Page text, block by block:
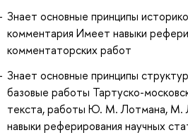
Знает основные принципы
комментария Имеет навыки
комментаторских работ
Знает основные принципы
базовые работы Тартуско-
текста, работы Ю. М. Лотмана, М.
навыки реферирования научных